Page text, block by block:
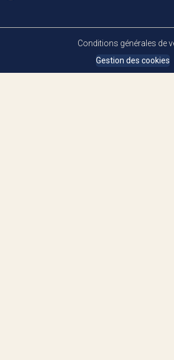
Conditions générales de
Gestion des cookies